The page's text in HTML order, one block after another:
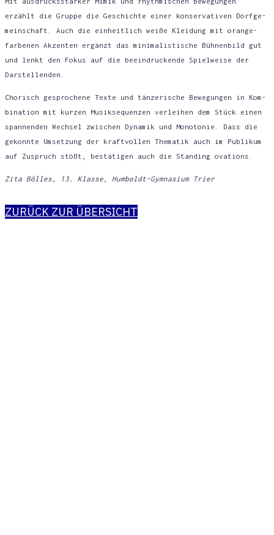
erzählt die Grup­pe die Geschich­te einer kon­ser­va­ti­ven Dorf­ge­
mein­schaft. Auch die ein­heit­lich wei­ße Klei­dung mit oran­ge­
far­be­nen Akzen­ten ergänzt das mini­ma­lis­ti­sche Büh­nen­bild gut
und lenkt den Fokus auf die beein­dru­cken­de Spiel­wei­se der
Darstellenden.
Cho­risch gespro­che­ne Tex­te und tän­ze­ri­sche Bewe­gun­gen in Kom­
bi­na­ti­on mit kur­zen Musik­se­quen­zen ver­lei­hen dem Stück einen
span­nen­den Wech­sel zwi­schen Dyna­mik und Mono­to­nie. Dass die
gekonn­te Umset­zung der kraft­vol­len The­ma­tik auch im Publi­kum
auf Zuspruch stößt, bestä­ti­gen auch die Stan­ding ovations.
Zita Böl­les, 13. Klas­se, Hum­boldt-Gym­na­si­um Trier
ZURÜCK ZUR ÜBERSICHT